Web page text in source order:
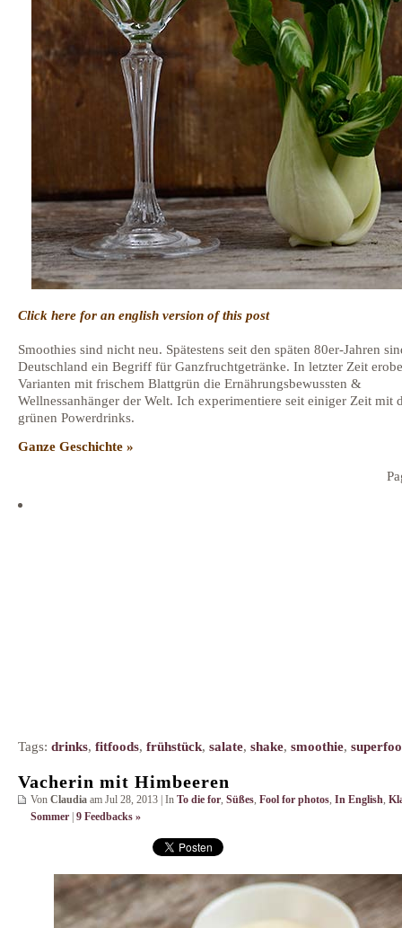
Click here for an english version of this post
Smoothies sind nicht neu. Spätestens seit den späten 80er-Jahren
Deutschland ein Begriff für Ganzfruchtgetränke. In letzter Zeit
Varianten mit frischem Blattgrün die Ernährungsbewussten &
Wellnessanhänger der Welt. Ich experimentiere seit einiger Zeit mit
grünen Powerdrinks.
Ganze Geschichte »
Tags: drinks, fitfoods, frühstück, salate, shake, smoothie,
Vacherin mit Himbeeren
Von Claudia am Jul 28, 2013 | In To die for, Süßes, Fool for photos, In English,
Sommer 9 Feedbacks »